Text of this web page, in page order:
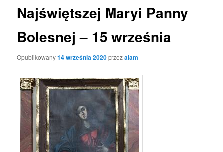
Najświętszej Maryi Panny
Bolesnej – 15 września
Opublikowany14 września 2020przezalam